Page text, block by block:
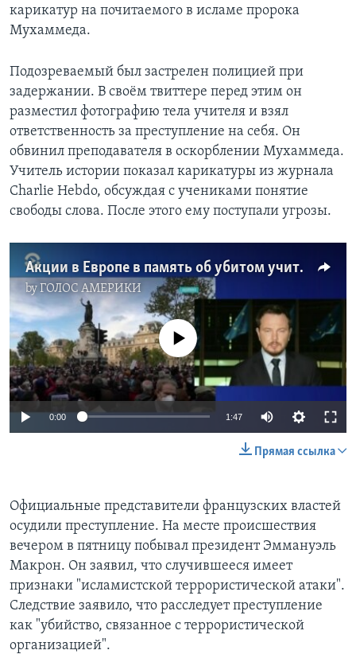
карикатур на почитаемого в исламе пророка
Мухаммеда.
Подозреваемый был застрелен полицией при
задержании. В своём твиттере перед этим он
разместил фотографию тела учителя и взял
ответственность за преступление на себя. Он
обвинил преподавателя в оскорблении Мухаммеда.
Учитель истории показал карикатуры из журнала
Charlie Hebdo, обсуждая с учениками понятие
свободы слова. После этого ему поступали угрозы.
Акции в Европе в память об убитом учителе
byГОЛОС АМЕРИКИ
No media source currently available
0:00 1:47
Прямая ссылка
Официальные представители французских властей
осудили преступление. На месте происшествия
вечером в пятницу побывал президент Эммануэль
Макрон. Он заявил, что случившееся имеет
признаки "исламистской террористической атаки".
Следствие заявило, что расследует преступление
как "убийство, связанное с террористической
организацией".